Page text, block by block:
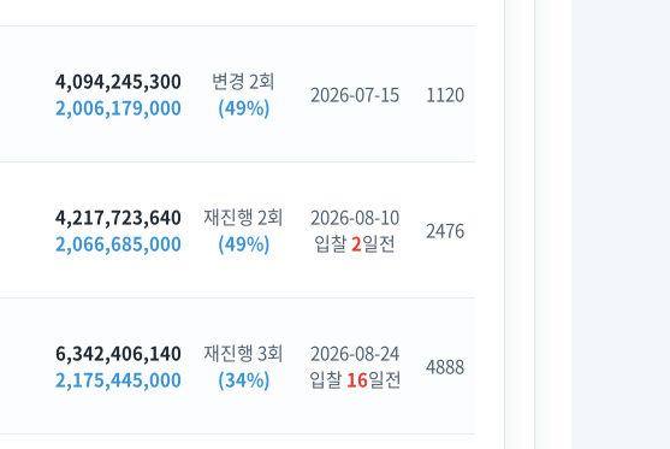
4,094,245,300
2,006,179,000
변경 2회
(49%)
2026-07-15 1120
4,217,723,640
2,066,685,000
재진행 2회
(49%)
2026-08-10
입찰2일전 2476
6,342,406,140
2,175,445,000
재진행 3회
(34%)
2026-08-24
입찰16일전 4888